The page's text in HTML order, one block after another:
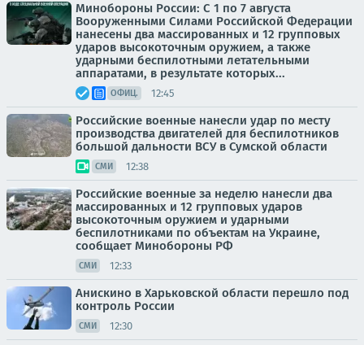
Минобороны России: С 1 по 7 августа
Вооруженными Силами Российской Федерации
нанесены два массированных и 12 групповых
ударов высокоточным оружием, а также
ударными беспилотными летательными
аппаратами, в результате которых...
ОФИЦ. 12:45
Российские военные нанесли удар по месту
производства двигателей для беспилотников
большой дальности ВСУ в Сумской области
СМИ 12:38
Российские военные за неделю нанесли два
массированных и 12 групповых ударов
высокоточным оружием и ударными
беспилотниками по объектам на Украине,
сообщает Минобороны РФ
СМИ 12:33
Анискино в Харьковской области перешло под
контроль России
СМИ 12:30